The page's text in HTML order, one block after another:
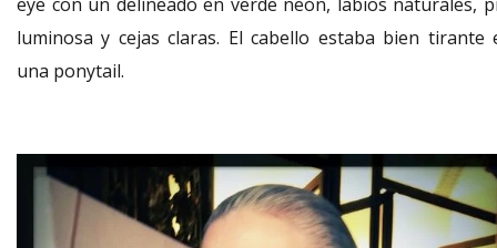
luminosa y cejas claras. El cabello estaba bien tirante
una ponytail.